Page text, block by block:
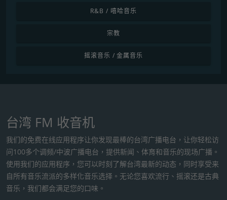
R&B / 嘻哈音乐
宗教
摇滚音乐 / 金属音乐
台湾 FM 收音机
我们的免费在线应用程序让你发现最棒的台湾广播电台，让你轻松访
问100多个调频/中波广播电台，提供新闻、体育和音乐的现场广播。
使用我们的应用程序，您可以时刻了解台湾最新的动态，同时享受来
自所有音乐流派的多样化音乐选择。无论您喜欢流行、摇滚还是古典
音乐，我们都会满足您的口味。